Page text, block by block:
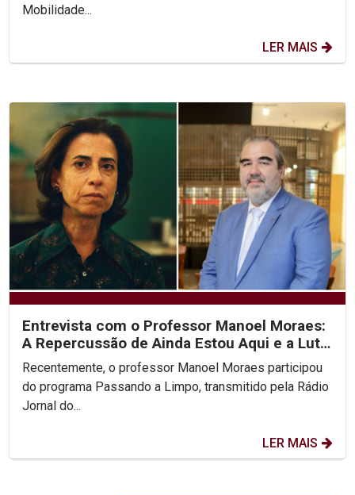
Mobilidade...
LER MAIS
Entrevista com o Professor Manoel Moraes:
A Repercussão de Ainda Estou Aqui e a Luta
pelos...
Recentemente, o professor Manoel Moraes participou
do programa Passando a Limpo, transmitido pela Rádio
Jornal do...
LER MAIS